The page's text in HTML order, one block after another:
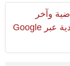
وآخر
المستجدات السياسية والإقتصادية عبر Google